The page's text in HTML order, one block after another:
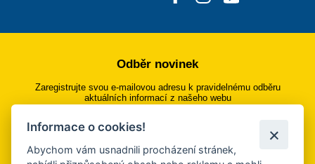
Odběr novinek
Zaregistrujte svou e-mailovou adresu k pravidelnému odběru
aktuálních informací z našeho webu
Přihlásit se k odběru
Informace o cookies!
Abychom vám usnadnili procházení stránek,